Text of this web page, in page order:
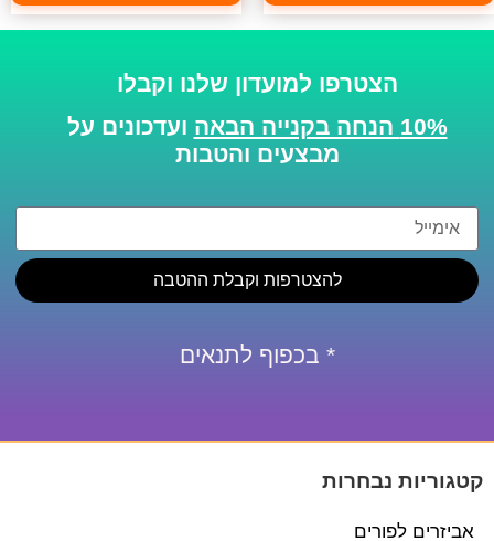
הצטרפו למועדון שלנו וקבלו
10% הנחה בקנייה הבאה
ועדכונים על
מבצעים והטבות
להצטרפות וקבלת ההטבה
* בכפוף לתנאים
קטגוריות נבחרות
אביזרים לפורים